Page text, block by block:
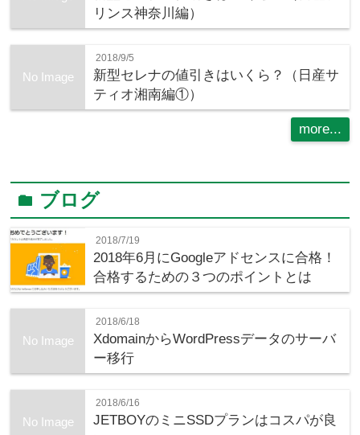
リンス神奈川編）
No Image
2018/9/5
新型セレナの値引きはいくら？（日産サ
ティオ湘南編①）
more...
folder ブログ
2018/7/19
2018年6月にGoogleアドセンスに合格！
合格するための３つのポイントとは
No Image
2018/6/18
XdomainからWordPressデータのサーバ
ー移行
No Image
2018/6/16
JETBOYのミニSSDプランはコスパが良